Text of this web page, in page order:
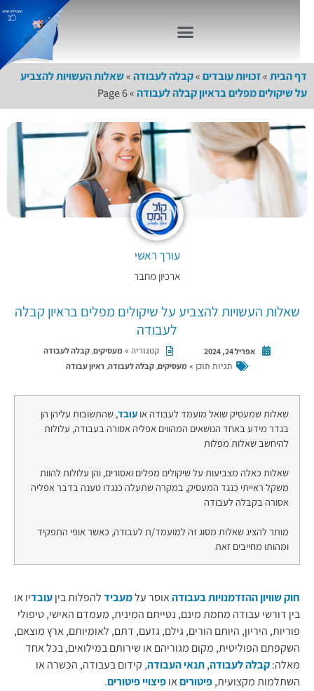
דף הבית»זכויות עובדים»קבלה לעבודה»שאלות העשויות להצביע
על שיקולים מפלים בראיון קבלה לעבודה»
עורך ראשי
ארכיון מחבר
שאלות העשויות להצביע על שיקולים מפלים בראיון קבלה
לעבודה
אפריל 24, 2024 קטגוריה » מעסיקים,קבלה לעבודה
תגיות תוכן » מעסיקים,קבלה לעבודה,ראיון עבודה
שאלות שמעסיק שואל מועמד לעבודה אועובד, שהתשובות עליהן הן
בגדר מידע באחד הנושאים המהווים אפליה אסורה בעבודה, עלולות
להיחשב שאלות מפלות
שאלות כאלה מצביעות על שיקולים מפלים ואסורים, והן עלולות להוות
משקל ראייתי כנגד המעסיק, במקרה שתעלה כנגדו טענה בדבר אפליה
אסורה בקבלה לעבודה
מותר להציג שאלות מסוג זה למועמד/ת לעבודה, כאשר אופי התפקיד
ומהותו מחייבים זאת
חוק שוויון ההזדמנויות בעבודהאוסר עלמעבידלהפלות ביןעובדיו או
בין דורשי עבודה מחמת מינם, נטייתם המינית, מעמדם האישי, טיפולי
פוריות, היריון, היותם הורים, גילם, גזעם, דתם, לאומיותם, ארץ מוצאם,
השקפתם הפוליטית, מקום מגוריהם או שירותם במילואים, בכל אחד
מאלה:קבלה לעבודה,תנאי העבודה, קידום בעבודה, הכשרה או
השתלמות מקצועית,פיטוריםאופיצויי פיטורים.